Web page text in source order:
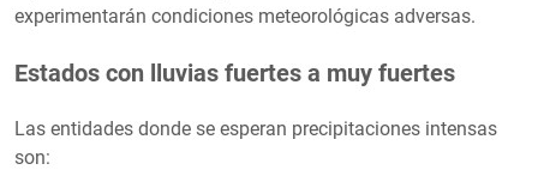
experimentarán condiciones meteorológicas adversas.
Estados con lluvias fuertes a muy fuertes
Las entidades donde se esperan precipitaciones intensas
son: